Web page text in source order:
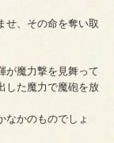
せ、その命を奪い取
が魔力撃を見舞って
した魔力で魔砲を放
なかのものでしょ